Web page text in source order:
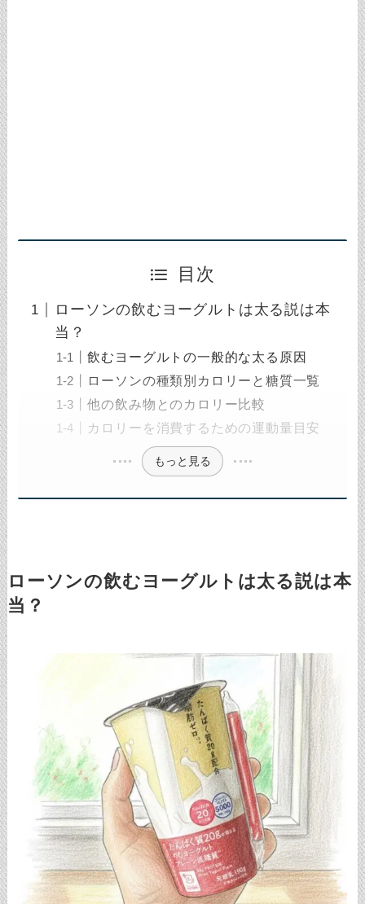
目次
ローソンの飲むヨーグルトは太る説は本
当？
飲むヨーグルトの一般的な太る原因
ローソンの種類別カロリーと糖質一覧
他の飲み物とのカロリー比較
カロリーを消費するための運動量目安
もっと見る
ローソンの飲むヨーグルトは太る説は本
当？